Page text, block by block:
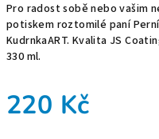
Pro radost sobě nebo vašim
potiskem roztomilé paní
KudrnkaART. Kvalita JS
330 ml.
220 Kč